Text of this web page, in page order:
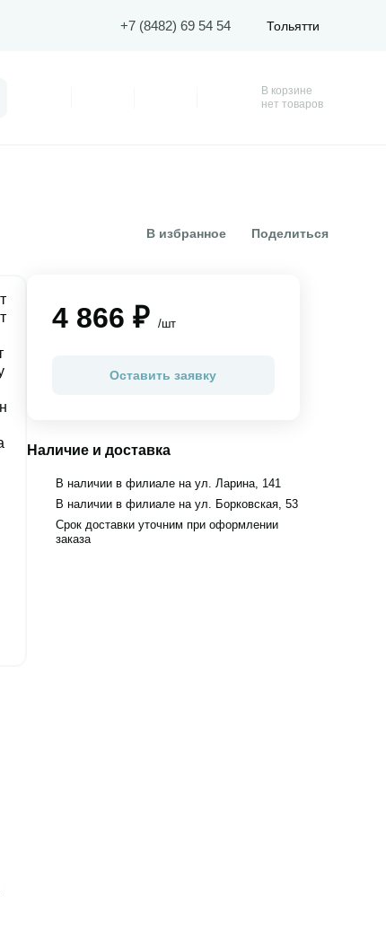
+7 (8482) 69 54 54 Тольятти
Корзина
В корзине
нет товаров
В избранное Поделиться
4 866 ₽ /шт
Оставить заявку
Наличие и доставка
В наличии в филиале на ул. Ларина, 141
В наличии в филиале на ул. Борковская, 53
Срок доставки уточним при оформлении
заказа